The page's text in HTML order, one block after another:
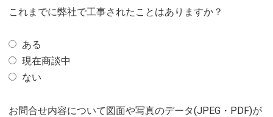
これまでに弊社で工事されたことはありますか？
ある
現在商談中
ない
お問合せ内容について図面や写真のデータ(JPEG・PDF)が